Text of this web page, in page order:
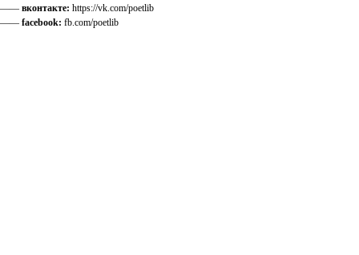
—— вконтакте: https://vk.com/poetlib
—— facebook: fb.com/poetlib